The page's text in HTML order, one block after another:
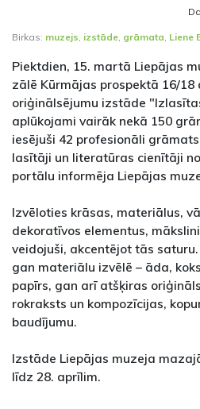
Birkas: muzejs izstāde grāmata Liene
Piektdien, 15. martā Liepājas
zālē Kūrmājas prospektā 16/
oriģinālsējumu izstāde
aplūkojami vairāk nekā 150
iesējuši 42 profesionāli
lasītāji un literatūras cienītāji
portālu informēja Liepājas
Izvēloties krāsas, materiālus,
dekoratīvos elementus,
veidojuši, akcentējot tās
gan materiālu izvēlē – āda,
papīrs, gan arī atšķiras
rokraksts un kompozīcijas,
baudījumu.
Izstāde Liepājas muzeja
līdz 28. aprīlim.